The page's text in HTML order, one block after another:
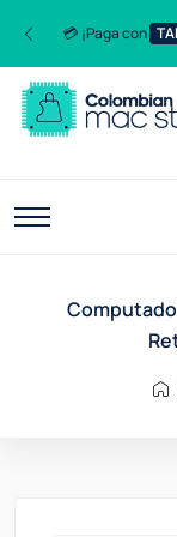
💳 ¡Paga con